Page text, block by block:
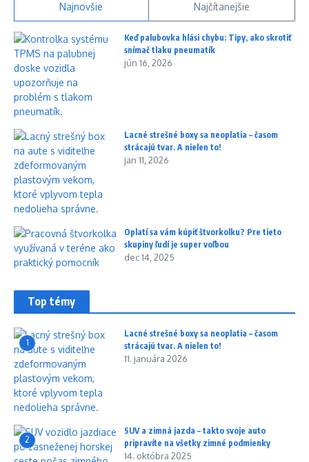
Najnovšie Najčítanejšie
Keď palubovka hlási chybu: Tipy, ako skrotiť
snímač tlaku pneumatík
jún 16, 2026
Lacné strešné boxy sa neoplatia – časom
strácajú tvar. A nielen to!
jan 11, 2026
Oplatí sa vám kúpiť štvorkolku? Pre tieto
skupiny ľudí je super voľbou
dec 14, 2025
Top témy
1
Lacné strešné boxy sa neoplatia – časom
strácajú tvar. A nielen to!
11. januára 2026
2
SUV a zimná jazda – takto svoje auto
pripravíte na všetky zimné podmienky
14. októbra 2025